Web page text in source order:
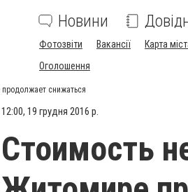
Новини
Фотозвіти Вакансії Карта
Оголошення
снижаться
12:00, 19 грудня 2016 р.
Стоимость